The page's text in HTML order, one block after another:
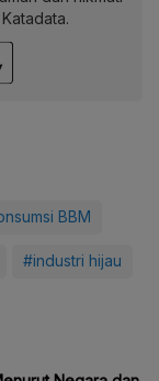
BBM
#industri hijau